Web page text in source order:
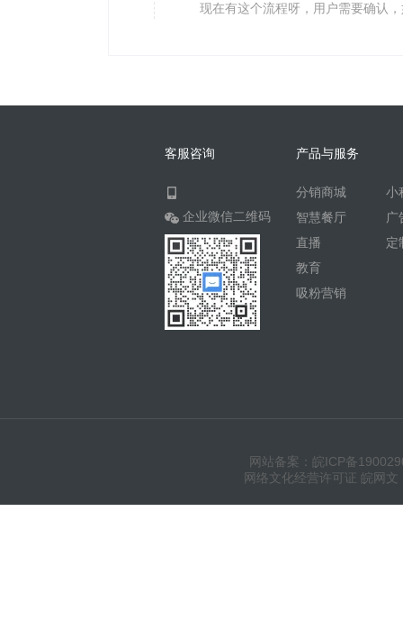
现在有这个流程呀，用户需要确认
客服咨询
企业微信二维码
产品与服务
分销商城
智慧餐厅
直播
教育
吸粉营销
小
广
定
网站备案：皖ICP备
网络文化经营许可证 皖网